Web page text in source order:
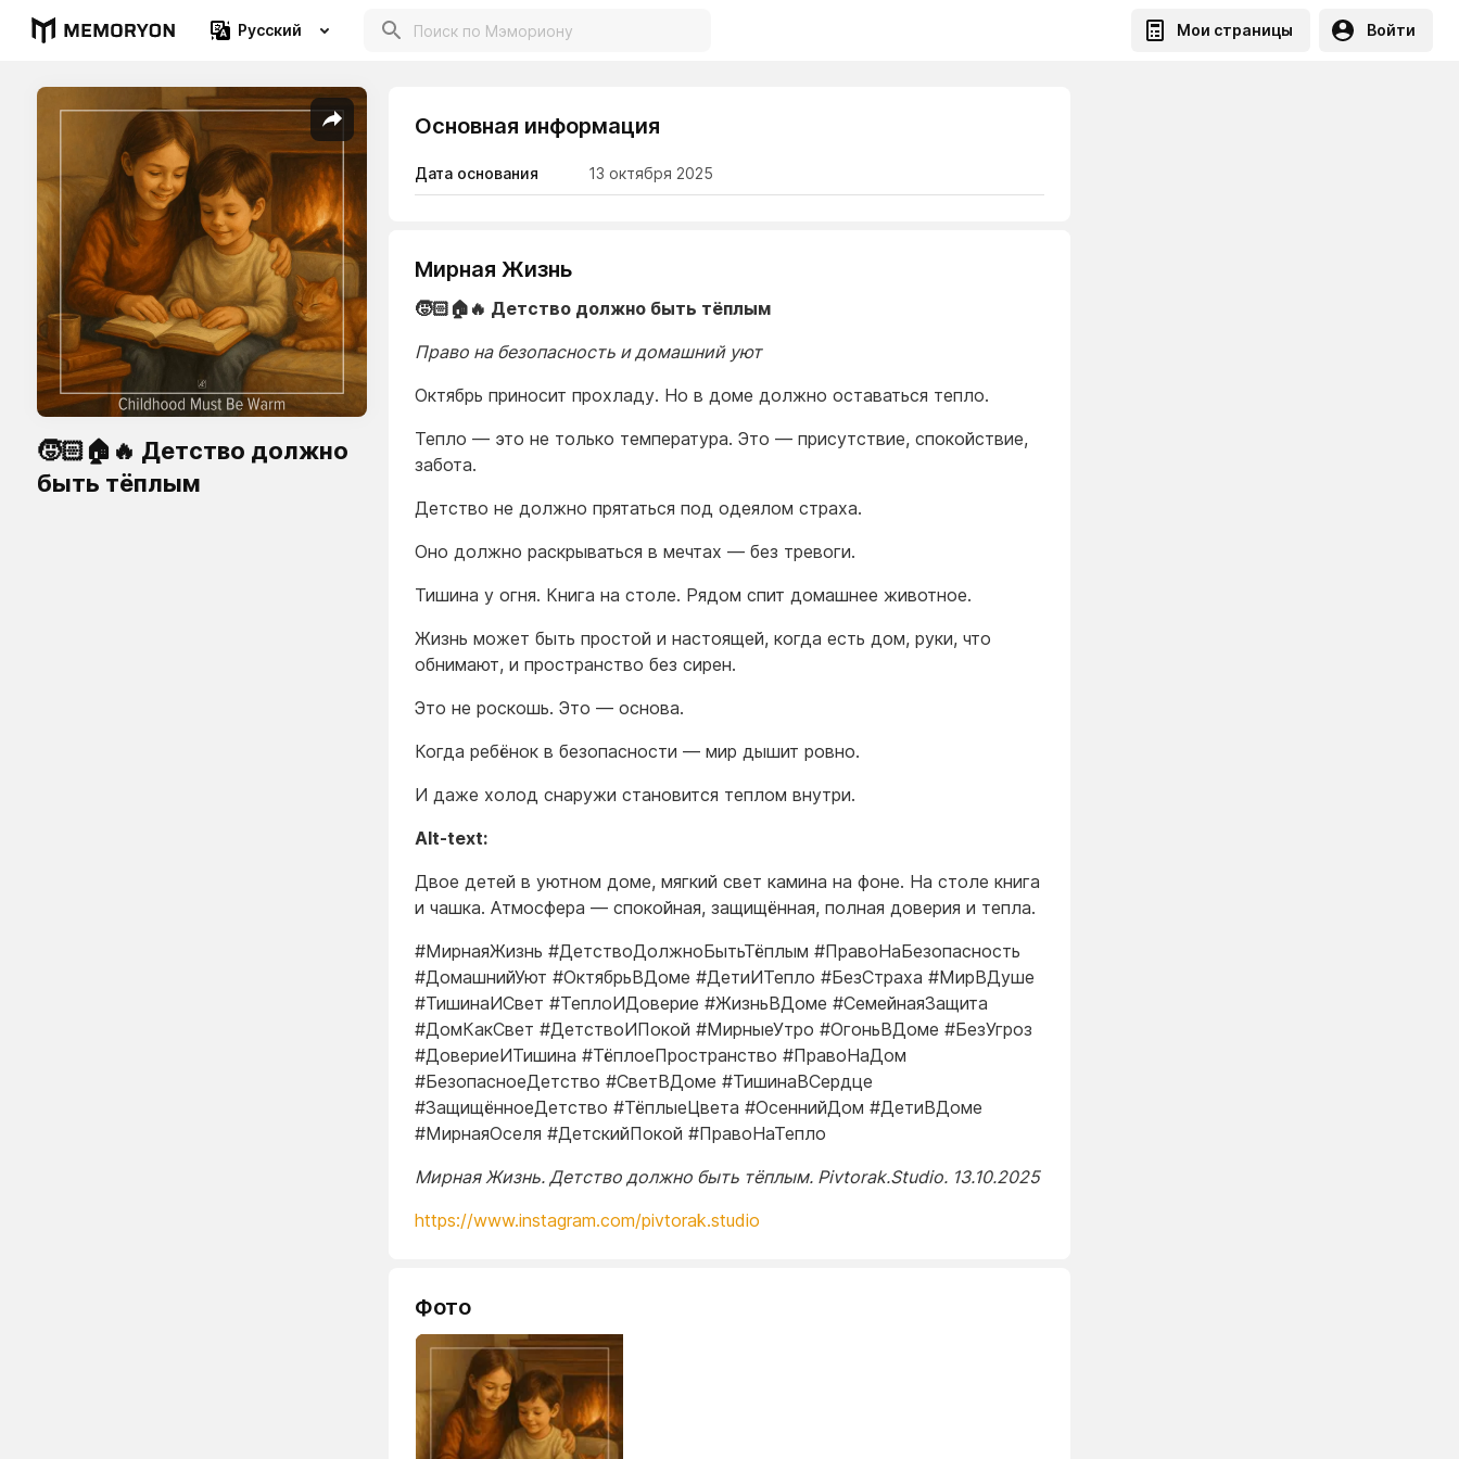
Русский Мои страницы Войти
🧒🏻🏠🔥 Детство должно
быть тёплым
Основная информация
Дата основания 13 октября 2025
Мирная Жизнь
🧒🏻🏠🔥 Детство должно быть тёплым
Право на безопасность и домашний уют
Октябрь приносит прохладу. Но в доме должно оставаться тепло.
Тепло — это не только температура. Это — присутствие, спокойствие,
забота.
Детство не должно прятаться под одеялом страха.
Оно должно раскрываться в мечтах — без тревоги.
Тишина у огня. Книга на столе. Рядом спит домашнее животное.
Жизнь может быть простой и настоящей, когда есть дом, руки, что
обнимают, и пространство без сирен.
Это не роскошь. Это — основа.
Когда ребёнок в безопасности — мир дышит ровно.
И даже холод снаружи становится теплом внутри.
Alt-text:
Двое детей в уютном доме, мягкий свет камина на фоне. На столе книга
и чашка. Атмосфера — спокойная, защищённая, полная доверия и тепла.
#МирнаяЖизнь #ДетствоДолжноБытьТёплым #ПравоНаБезопасность
#ДомашнийУют #ОктябрьВДоме #ДетиИТепло #БезСтраха #МирВДуше
#ТишинаИСвет #ТеплоИДоверие #ЖизньВДоме #СемейнаяЗащита
#ДомКакСвет #ДетствоИПокой #МирныеУтро #ОгоньВДоме #БезУгроз
#ДовериеИТишина #ТёплоеПространство #ПравоНаДом
#БезопасноеДетство #СветВДоме #ТишинаВСердце
#ЗащищённоеДетство #ТёплыеЦвета #ОсеннийДом #ДетиВДоме
#МирнаяОселя #ДетскийПокой #ПравоНаТепло
Мирная Жизнь. Детство должно быть тёплым. Pivtorak.Studio. 13.10.2025
https://www.instagram.com/pivtorak.studio
Фото